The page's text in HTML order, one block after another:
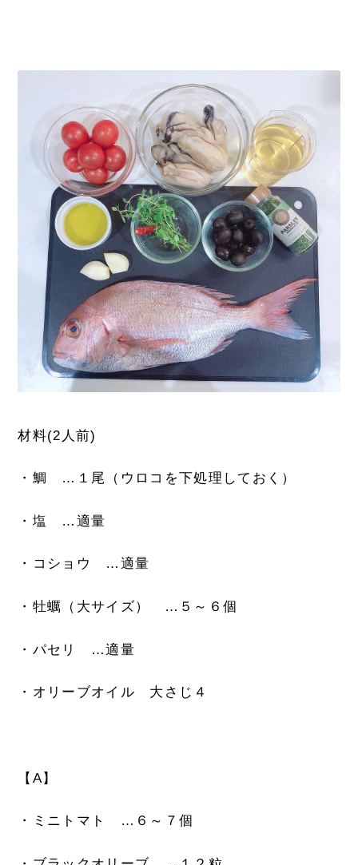
材料(2人前)
・鯛 …１尾（ウロコを下処理しておく）
・塩 …適量
・コショウ …適量
・牡蠣（大サイズ） …５～６個
・パセリ …適量
・オリーブオイル 大さじ４
【A】
・ミニトマト …６～７個